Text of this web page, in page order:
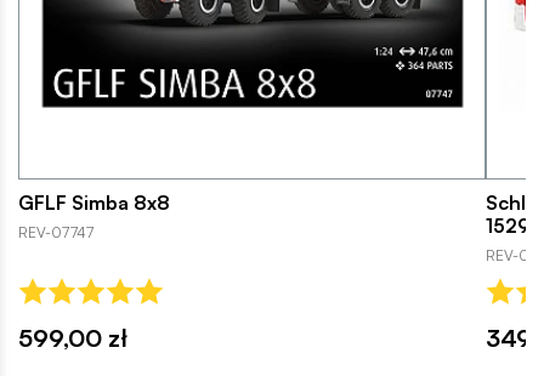
GFLF Simba 8x8
REV-07747
599,00 zł
1529
REV-